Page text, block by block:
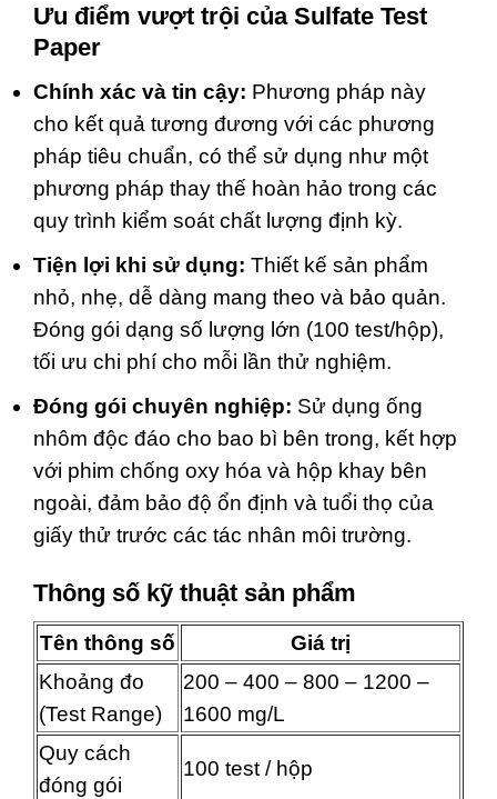
Ưu điểm vượt trội của Sulfate Test
Paper
Chính xác và tin cậy: Phương pháp này
cho kết quả tương đương với các phương
pháp tiêu chuẩn, có thể sử dụng như một
phương pháp thay thế hoàn hảo trong các
quy trình kiểm soát chất lượng định kỳ.
Tiện lợi khi sử dụng: Thiết kế sản phẩm
nhỏ, nhẹ, dễ dàng mang theo và bảo quản.
Đóng gói dạng số lượng lớn (100 test/hộp),
tối ưu chi phí cho mỗi lần thử nghiệm.
Đóng gói chuyên nghiệp: Sử dụng ống
nhôm độc đáo cho bao bì bên trong, kết hợp
với phim chống oxy hóa và hộp khay bên
ngoài, đảm bảo độ ổn định và tuổi thọ của
giấy thử trước các tác nhân môi trường.
Thông số kỹ thuật sản phẩm
Tên thông số
Giá trị
Khoảng đo
(Test Range)
200 – 400 – 800 – 1200 –
1600 mg/L
Quy cách
đóng gói
100 test / hộp